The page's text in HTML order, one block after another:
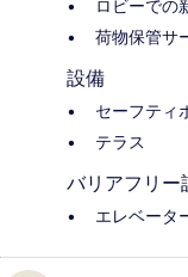
ロビーでの
荷物保管サ
設備
セーフティ
テラス
バリアフリー
エレベータ